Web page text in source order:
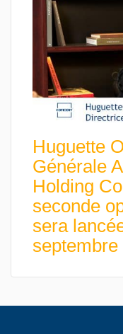
Huguette
Générale
Holding
seconde
sera
septembre